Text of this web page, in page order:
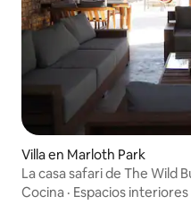
Villa en Marloth Park
La casa safari de The Wild
Cocina · Espacios interiores